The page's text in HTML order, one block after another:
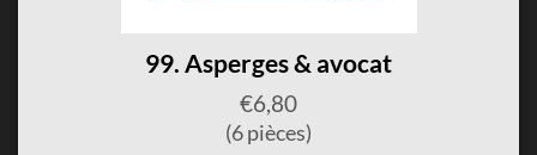
99. Asperges & avocat
€6,80
(6 pièces)